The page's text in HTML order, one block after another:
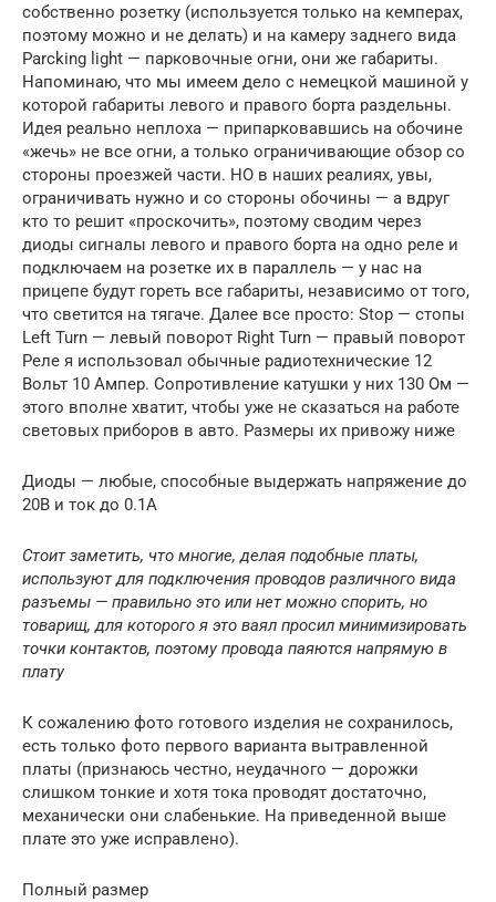
собственно розетку (используется только на кемперах,
поэтому можно и не делать) и на камеру заднего вида
Parcking light — парковочные огни, они же габариты.
Напоминаю, что мы имеем дело с немецкой машиной у
которой габариты левого и правого борта раздельны.
Идея реально неплоха — припарковавшись на обочине
«жечь» не все огни, а только ограничивающие обзор со
стороны проезжей части. НО в наших реалиях, увы,
ограничивать нужно и со стороны обочины — а вдруг
кто то решит «проскочить», поэтому сводим через
диоды сигналы левого и правого борта на одно реле и
подключаем на розетке их в параллель — у нас на
прицепе будут гореть все габариты, независимо от того,
что светится на тягаче. Далее все просто: Stop — стопы
Left Turn — левый поворот Right Turn — правый поворот
Реле я использовал обычные радиотехнические 12
Вольт 10 Ампер. Сопротивление катушки у них 130 Ом —
этого вполне хватит, чтобы уже не сказаться на работе
световых приборов в авто. Размеры их привожу ниже
Диоды — любые, способные выдержать напряжение до
20В и ток до 0.1А
Стоит заметить, что многие, делая подобные платы,
используют для подключения проводов различного вида
разъемы — правильно это или нет можно спорить, но
товарищ, для которого я это ваял просил минимизировать
точки контактов, поэтому провода паяются напрямую в
плату
К сожалению фото готового изделия не сохранилось,
есть только фото первого варианта вытравленной
платы (признаюсь честно, неудачного — дорожки
слишком тонкие и хотя тока проводят достаточно,
механически они слабенькие. На приведенной выше
плате это уже исправлено).
Полный размер